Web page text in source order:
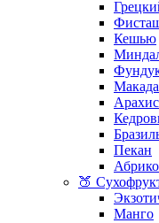
Кешью
Арахис
Пекан
🍑
Манго